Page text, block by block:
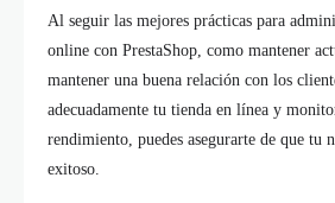
Al seguir las mejores prácticas para
online con PrestaShop, como mantener
mantener una buena relación con los
adecuadamente tu tienda en línea y
rendimiento, puedes asegurarte de que tu
exitoso.